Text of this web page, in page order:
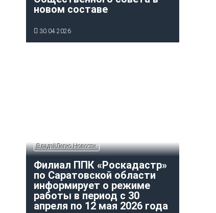
новом составе
30.04.2026
ВладейЛегко Новости
Филиал ППК «Роскадастр»
по Саратовской области
информирует о режиме
работы в период с 30
апреля по 12 мая 2026 года